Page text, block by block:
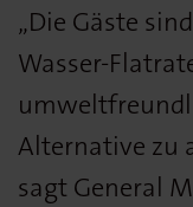
„Die Gäste
Wasser-
Alternative zu
sagt General